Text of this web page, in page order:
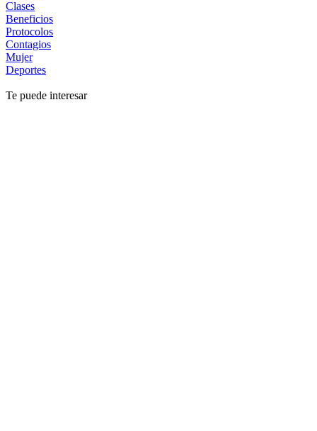
Clases
Beneficios
Protocolos
Contagios
Mujer
Deportes
Te puede interesar